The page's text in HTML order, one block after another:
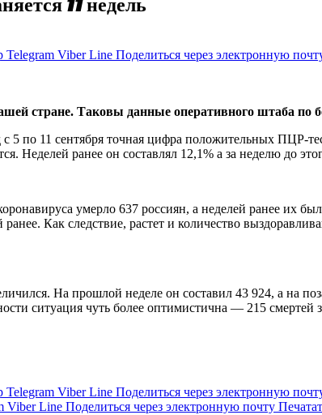
Telegram Viber Line Поделиться через электронную
стране. Таковы данные оперативного штаба по
по 11 сентября точная цифра положительных ПЦР-
Неделей ранее он составлял 12,1% а за неделю до
умерло 637 россиян, а неделей ранее их
Как следствие, растет и количество
На прошлой неделе он составил 43 924, а на
ситуация чуть более оптимистична — 215 смертей
Telegram Viber Line Поделиться через электронную
Viber Line Поделиться через электронную почту